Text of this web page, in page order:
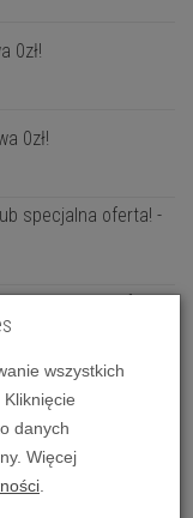
0zł!
0zł!
specjalna oferta! -
lub specjalna oferta!
- Dostawa
wszystkich
danych
Więcej
.